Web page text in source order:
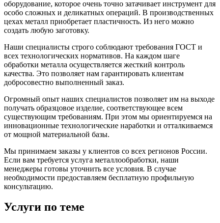
оборудование, которое очень точно затачивает инструмент для
особо сложных и деликатных операций. В производственных
цехах металл приобретает пластичность. Из него можно
создать любую заготовку.
Наши специалисты строго соблюдают требования ГОСТ и
всех технологических нормативов. На каждом шаге
обработки металла осуществляется жесткий контроль
качества. Это позволяет нам гарантировать клиентам
добросовестно выполненный заказ.
Огромный опыт наших специалистов позволяет им на выходе
получать образцовое изделие, соответствующее всем
существующим требованиям. При этом мы ориентируемся на
инновационные технологические наработки и отталкиваемся
от мощной материальной базы.
Мы принимаем заказы у клиентов со всех регионов России.
Если вам требуется услуга металлообработки, наши
менеджеры готовы уточнить все условия. В случае
необходимости предоставляем бесплатную профильную
консультацию.
Услуги по теме